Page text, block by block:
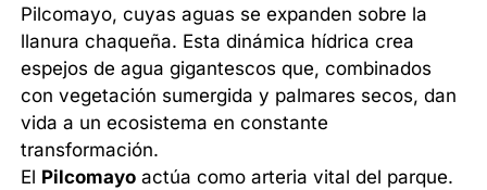
Pilcomayo, cuyas aguas se expanden sobre la
llanura chaqueña. Esta dinámica hídrica crea
espejos de agua gigantescos que, combinados
con vegetación sumergida y palmares secos, dan
vida a un ecosistema en constante
transformación.
El Pilcomayo actúa como arteria vital del parque.